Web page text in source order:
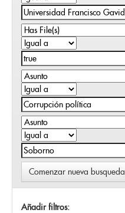
Comenzar nueva busqueda
Añadir filtros: